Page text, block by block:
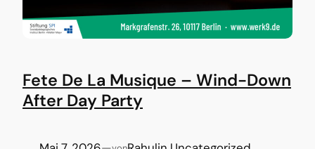
Fete De La Musique – Wind-Down
After Day Party